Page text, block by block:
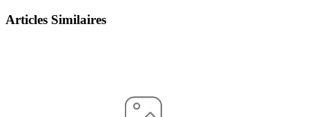
Articles Similaires